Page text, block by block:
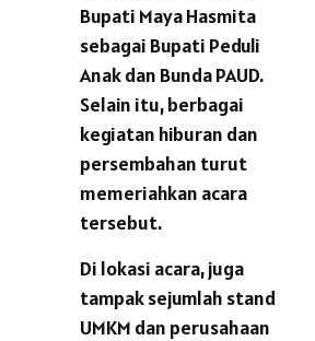
Bupati Maya Hasmita
sebagai Bupati Peduli
Anak dan Bunda PAUD.
Selain itu, berbagai
kegiatan hiburan dan
persembahan turut
memeriahkan acara
tersebut.
Di lokasi acara, juga
tampak sejumlah stand
UMKM dan perusahaan